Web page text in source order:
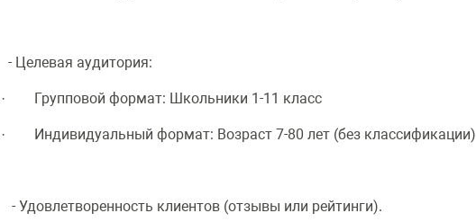
- Целевая аудитория:
· Групповой формат: Школьники 1-11 класс
· Индивидуальный формат: Возраст 7-80 лет (без классификации)
- Удовлетворенность клиентов (отзывы или рейтинги).